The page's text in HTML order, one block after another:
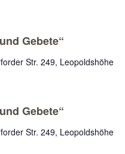
Gebete“
Str. 249, Leopoldshöhe
Gebete“
Str. 249, Leopoldshöhe